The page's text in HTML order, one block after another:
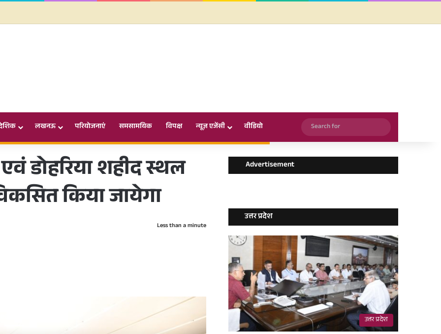
लखनऊ परियोजनाएं समसामयिक विपक्ष न्यूज़ एजेंसी वीडियो
Search
for
डोहरिया शहीद स्थल
किया जायेगा
Less than a minute
Advertisement
उत्तर प्रदेश
उत्तर प्रदेश